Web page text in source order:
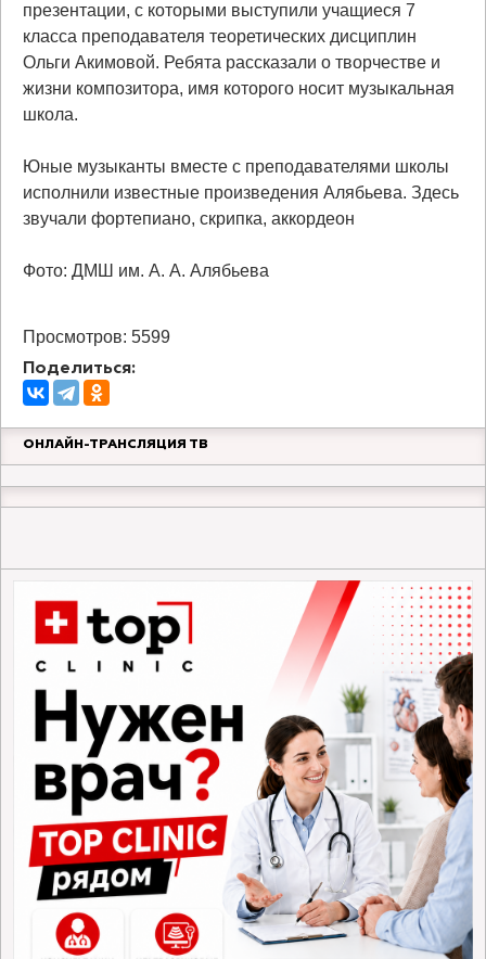
презентации, с которыми выступили учащиеся 7
класса преподавателя теоретических дисциплин
Ольги Акимовой. Ребята рассказали о творчестве и
жизни композитора, имя которого носит музыкальная
школа.
Юные музыканты вместе с преподавателями школы
исполнили известные произведения Алябьева. Здесь
звучали фортепиано, скрипка, аккордеон
Фото: ДМШ им. А. А. Алябьева
Просмотров: 5599
Поделиться:
ОНЛАЙН-ТРАНСЛЯЦИЯ ТВ